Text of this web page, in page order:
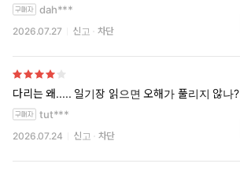
dah***
2026.07.27 신고 차단
다리는 왜..... 일기장 읽으면 오해가 풀리지 않나?
tut***
2026.07.24 신고 차단